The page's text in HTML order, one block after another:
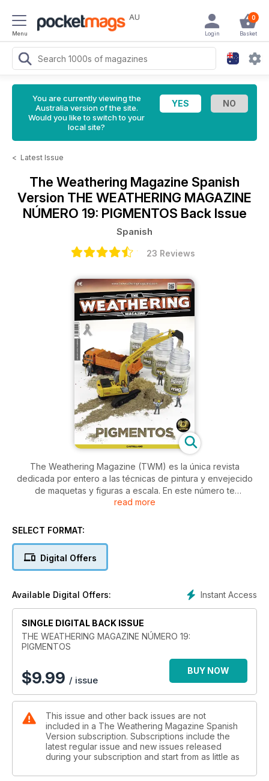
Menu
AU 0
Basket
Login
You are currently viewing the
Australia version of the site.
Would you like to switch to your
local site?
< Latest Issue
The Weathering Magazine Spanish
Version THE WEATHERING MAGAZINE
NÚMERO 19: PIGMENTOS Back Issue
Spanish
23 Reviews
The Weathering Magazine (TWM) es la única revista
dedicada por entero a las técnicas de pintura y envejecido
de maquetas y figuras a escala. En este número te
mostraremos la amplia variedad de enfoques diferentes que
instrucciones paso a paso, iremos explorando los diferentes
medio. Desde las aplicaciones más sencillas como un ligero
textura, óxido en las orugas y tubos de escape; hasta
terminar con una gran variedad de efectos de musgo, moho
y otra vegetación. Y por supuesto mucho más... Como
siempre se explica todo con detallados artículos paso a paso
y se ilustra cada técnica con fotos de gran calidad y
descripciones concisas, obra de algunos de los mejores
modelistas mundiales. Impresa en papel brillante de alta
calidad, TWM es una obra de coleccionista llena a rebosar
de técnicas útiles y una gran fuente de inspiración.
read more
SELECT FORMAT:
Digital Offers
Instant Access
Available Digital Offers:
SINGLE DIGITAL BACK ISSUE
THE WEATHERING MAGAZINE NÚMERO 19:
PIGMENTOS
$9.99 / issue
BUY NOW
This issue and other back issues are not
included in a The Weathering Magazine Spanish
Version subscription. Subscriptions include the
latest regular issue and new issues released
during your subscription and start from as little as